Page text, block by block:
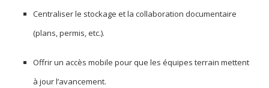
Centraliser le stockage et la collaboration documentaire
(plans, permis, etc.).
Offrir un accès mobile pour que les équipes terrain mettent
à jour l’avancement.